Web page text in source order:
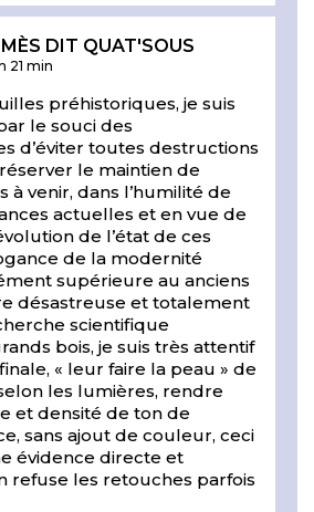
DIT QUAT'SOUS
21 min
préhistoriques, je suis
le souci des
d’éviter toutes destructions
le maintien de
à venir, dans l’humilité de
actuelles et en vue de
de l’état de ces
de la modernité
supérieure au anciens
désastreuse et totalement
scientifique
bois, je suis très attentif
« leur faire la peau » de
les lumières, rendre
et densité de ton de
sans ajout de couleur, ceci
évidence directe et
refuse les retouches parfois